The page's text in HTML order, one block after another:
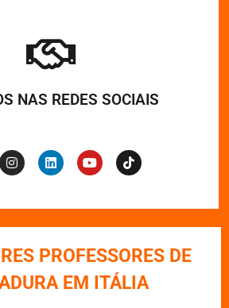
NAS REDES SOCIAIS
PROFESSORES DE
EM ITÁLIA